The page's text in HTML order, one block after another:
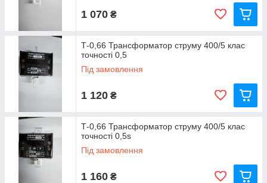
1 070 ₴
Т-0,66 Трансформатор струму 400/5 клас
точності 0,5
Під замовлення
1 120 ₴
Т-0,66 Трансформатор струму 400/5 клас
точності 0,5s
Під замовлення
1 160 ₴